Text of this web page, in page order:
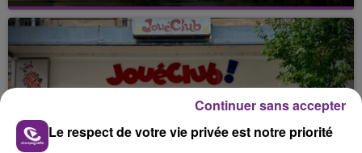
nucléaire ardennaise est à l'arrêt. Une situation
justifiée par la sécheresse intense qui est toujours
présente.
Le respect de votre vie privée est notre priorité
Continuer sans accepter